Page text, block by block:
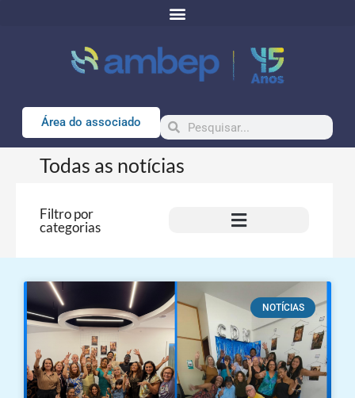
Área do associado
Todas as notícias
Filtro por
categorias
NOTÍCIAS